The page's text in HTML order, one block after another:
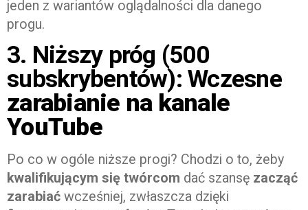
jeden z wariantów oglądalności dla danego
progu.
3. Niższy próg (500
subskrybentów): Wczesne
zarabianie na kanale
YouTube
Po co w ogóle niższe progi? Chodzi o to, żeby
kwalifikującym się twórcom dać szansę zacząć
zarabiać wcześniej, zwłaszcza dzięki